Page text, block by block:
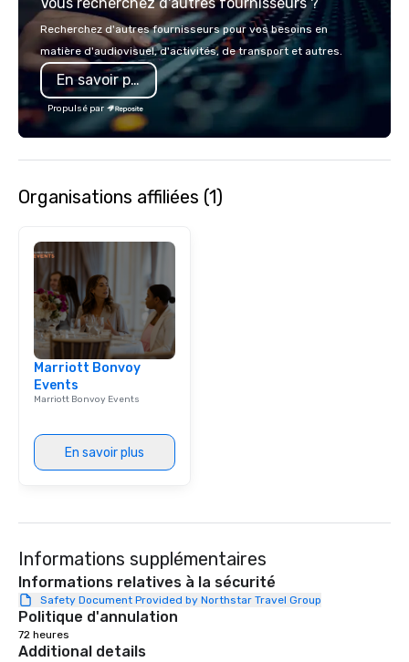
song list is a variety
from classics, easy
80s and 90s to
the way to upbeat
shared stages with
which peaked at #1 in
Vous recherchez d'autres fournisseurs ?
Recherchez d'autres fournisseurs pour vos besoins en
matière d'audiovisuel, d'activités, de transport et autres.
En savoir plus
Propulsé par
Organisations affiliées (1)
Marriott Bonvoy
Events
Marriott Bonvoy Events
En savoir plus
Informations supplémentaires
Informations relatives à la sécurité
Safety Document Provided by Northstar Travel Group
Politique d'annulation
72 heures
Additional details